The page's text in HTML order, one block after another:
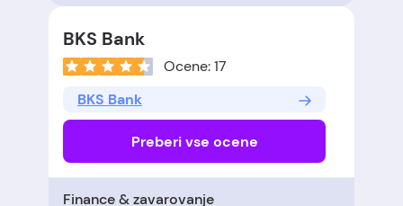
BKS Bank
Ocene: 17
BKS Bank
Preberi vse ocene
Finance & zavarovanje